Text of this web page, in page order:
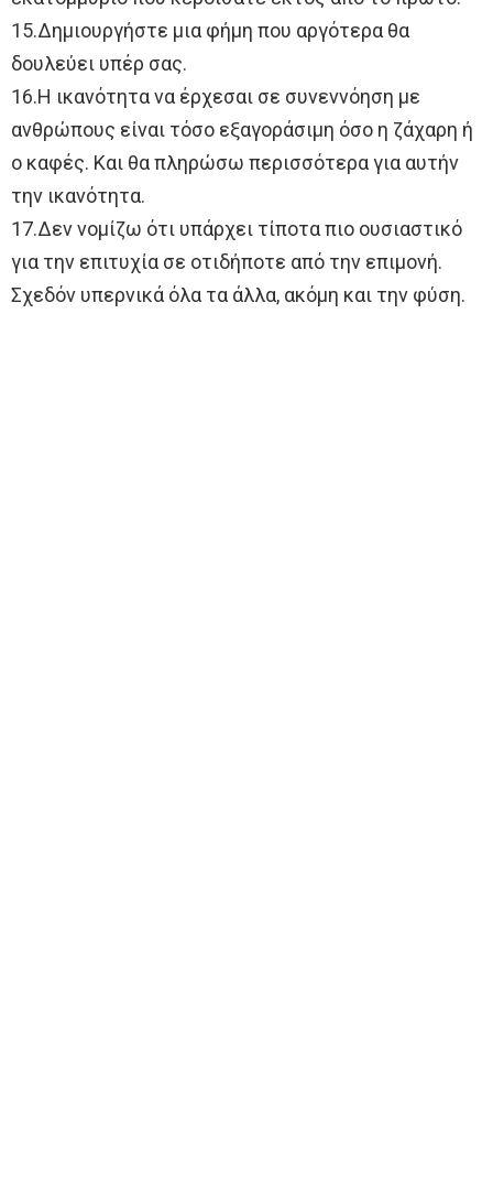
15.Δημιουργήστε μια φήμη που αργότερα θα
δουλεύει υπέρ σας.
16.Η ικανότητα να έρχεσαι σε συνεννόηση με
ανθρώπους είναι τόσο εξαγοράσιμη όσο η ζάχαρη ή
ο καφές. Και θα πληρώσω περισσότερα για αυτήν
την ικανότητα.
17.Δεν νομίζω ότι υπάρχει τίποτα πιο ουσιαστικό
για την επιτυχία σε οτιδήποτε από την επιμονή.
Σχεδόν υπερνικά όλα τα άλλα, ακόμη και την φύση.